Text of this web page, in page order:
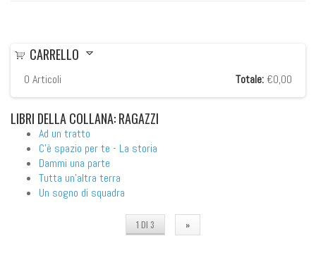
CARRELLO
0 Articoli Totale: €0,00
LIBRI DELLA COLLANA: RAGAZZI
Ad un tratto
C'è spazio per te - La storia
Dammi una parte
Tutta un'altra terra
Un sogno di squadra
1 DI 3 »